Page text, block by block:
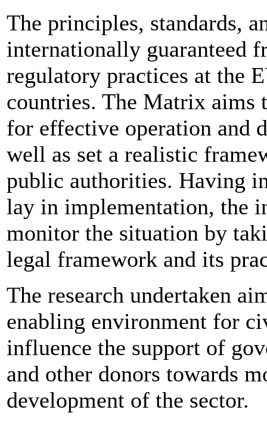
The principles, standards,
internationally guaranteed
regulatory practices at the
countries. The Matrix aims
for effective operation and
well as set a realistic
public authorities. Having
lay in implementation, the
monitor the situation by
legal framework and its
The research undertaken
enabling environment for
influence the support of
and other donors towards
development of the sector.